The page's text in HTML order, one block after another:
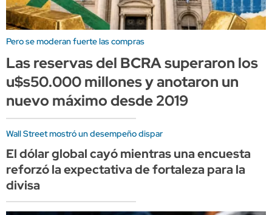
Pero se moderan fuerte las compras
Las reservas del BCRA superaron los
u$s50.000 millones y anotaron un
nuevo máximo desde 2019
Wall Street mostró un desempeño dispar
El dólar global cayó mientras una encuesta
reforzó la expectativa de fortaleza para la
divisa